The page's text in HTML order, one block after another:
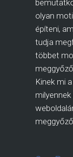
olyan
építeni,
tudja
többet
Kinek mi